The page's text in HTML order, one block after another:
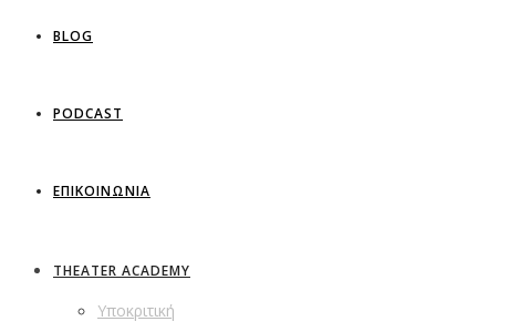
BLOG
PODCAST
ΕΠΙΚΟΙΝΩΝΙΑ
THEATER ACADEMY
Υποκριτική